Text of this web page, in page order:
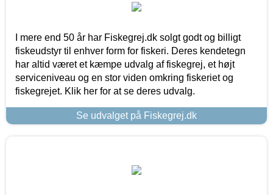
I mere end 50 år har Fiskegrej.dk solgt godt og billigt
fiskeudstyr til enhver form for fiskeri. Deres kendetegn
har altid været et kæmpe udvalg af fiskegrej, et højt
serviceniveau og en stor viden omkring fiskeriet og
fiskegrejet. Klik her for at se deres udvalg.
Se udvalget på Fiskegrej.dk